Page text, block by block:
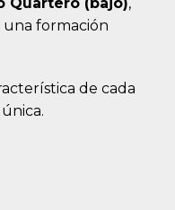
una formación
de cada